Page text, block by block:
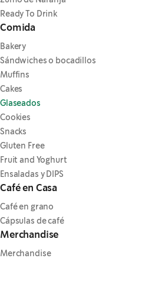
Ready To Drink
Comida
Bakery
Sándwiches o bocadillos
Muffins
Cakes
Glaseados
Cookies
Snacks
Gluten Free
Fruit and Yoghurt
Ensaladas y DIPS
Café en Casa
Café en grano
Cápsulas de café
Merchandise
Merchandise